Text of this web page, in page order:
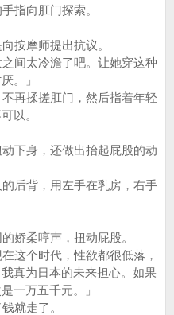
指向肛门探索。
按摩师提出抗议。
间太冷澹了吧。让她穿这种
。」
再揉搓肛门，然后指着年轻
以。
下身，还做出抬起屁股的动
后背，用左手在乳房，右手
娇柔哼声，扭动屁股。
这个时代，性欲都很低落，
真为日本的未来担心。如果
一万五千元。」
就走了。